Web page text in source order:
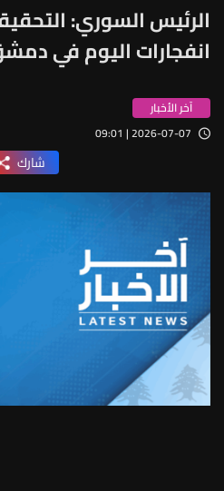
الرئيس السوري:
انفجارات اليوم في
آخر الأخبار
2026-07-07 | 09:01
شارك